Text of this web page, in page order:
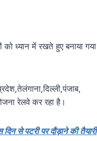
ध्यान में रखते हुए बनाया गया
रेलवे कर रहा है।
से पटरी पर दौड़ाने की तैयारी